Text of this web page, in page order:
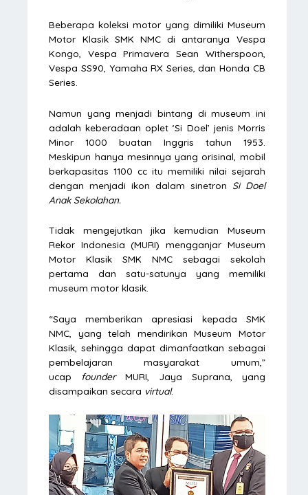
Beberapa koleksi motor yang dimiliki Museum
Motor Klasik SMK NMC di antaranya Vespa
Kongo, Vespa Primavera Sean Witherspoon,
Vespa SS90, Yamaha RX Series, dan Honda CB
Series.
Namun yang menjadi bintang di museum ini
adalah keberadaan oplet ‘Si Doel’ jenis Morris
Minor 1000 buatan Inggris tahun 1953.
Meskipun hanya mesinnya yang orisinal, mobil
berkapasitas 1100 cc itu memiliki nilai sejarah
dengan menjadi ikon dalam sinetron Si Doel
Anak Sekolahan.
Tidak mengejutkan jika kemudian Museum
Rekor Indonesia (MURI) mengganjar Museum
Motor Klasik SMK NMC sebagai sekolah
pertama dan satu-satunya yang memiliki
museum motor klasik.
“Saya memberikan apresiasi kepada SMK
NMC, yang telah mendirikan Museum Motor
Klasik, sehingga dapat dimanfaatkan sebagai
pembelajaran masyarakat umum,”
ucap
founderMURI, Jaya Suprana, yang
disampaikan secara virtual.